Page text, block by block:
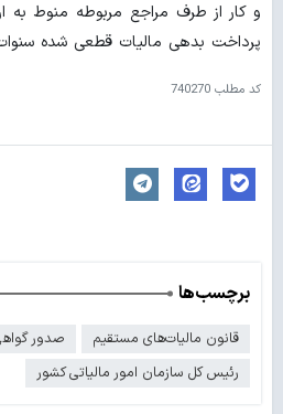
و کار از طرف مراجع مربوطه منوط به
پرداخت بدهی مالیات قطعی ‌شده
کد مطلب 740270
برچسب‌ها
قانون مالیات‌های مستقیم
صدور
رئیس کل سازمان امور مالیاتی کشور